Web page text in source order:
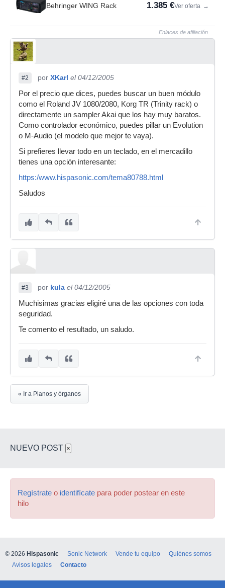
Behringer WING Rack 1.385 €Ver oferta →
Enlaces de afiliación
#2 por XKarl el 04/12/2005
Por el precio que dices, puedes buscar un buen módulo
como el Roland JV 1080/2080, Korg TR (Trinity rack) o
directamente un sampler Akai que los hay muy baratos.
Como controlador económico, puedes pillar un Evolution
o M-Audio (el modelo que mejor te vaya).
Si prefieres llevar todo en un teclado, en el mercadillo
tienes una opción interesante:
https:/www.hispasonic.com/tema80788.html
Saludos
#3 por kula el 04/12/2005
Muchisimas gracias eligiré una de las opciones con toda
seguridad.
Te comento el resultado, un saludo.
« Ir a Pianos y órganos
NUEVO POST ×
Regístrate o identifícate para poder postear en este
hilo
© 2026 Hispasonic Sonic Network Vende tu equipo
Quiénes somos
Avisos legales
Contacto